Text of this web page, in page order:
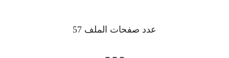
عدد صفحات الملف 57